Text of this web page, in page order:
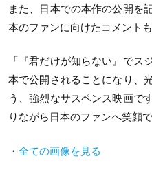
また、日本での本作の公開を
本のファンに向けたコメントも
「『君だけが知らない』でス
本で公開されることになり、
う、強烈なサスペンス映画で
りながら日本のファンへ笑顔
・ 全ての画像を見る